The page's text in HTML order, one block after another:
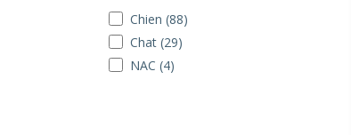
Chien (88)
Chat (29)
NAC (4)